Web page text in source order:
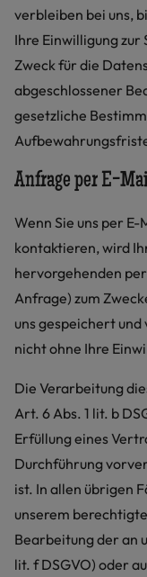
verbleiben bei uns,
Ihre Einwilligung
Zweck für die
abgeschlossener
gesetzliche
Anfrage per E-
Wenn Sie uns per
kontaktieren, wird
hervorgehenden
Anfrage) zum
uns gespeichert
nicht ohne Ihre
Die Verarbeitung
Art. 6 Abs. 1 lit. b
Erfüllung eines
Durchführung
ist. In allen übrigen
unserem
Bearbeitung der an
lit. f DSGVO) oder